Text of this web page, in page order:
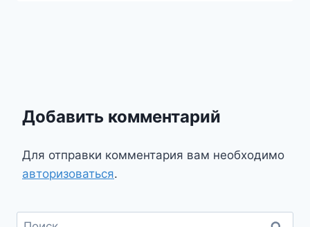
Добавить комментарий
Для отправки комментария вам необходимо
авторизоваться.
Найти: